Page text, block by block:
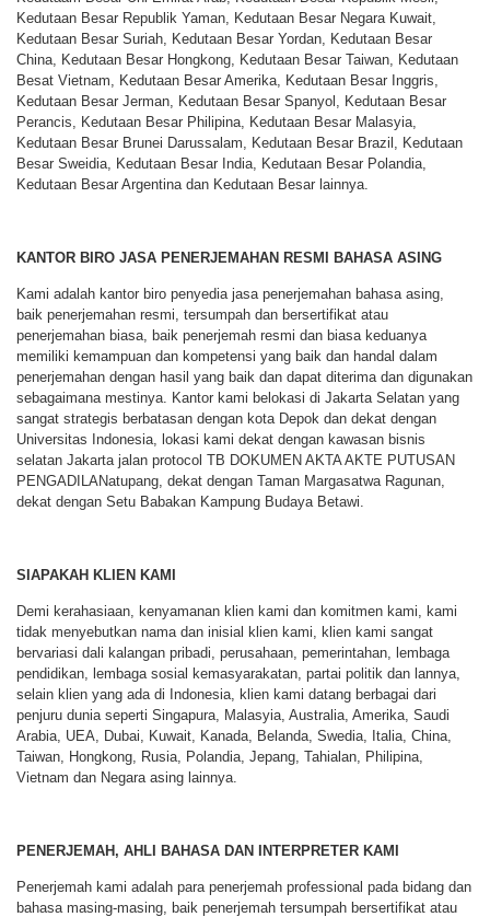
Kedutaan Besar Republik Yaman, Kedutaan Besar Negara Kuwait,
Kedutaan Besar Suriah, Kedutaan Besar Yordan, Kedutaan Besar
China, Kedutaan Besar Hongkong, Kedutaan Besar Taiwan, Kedutaan
Besat Vietnam, Kedutaan Besar Amerika, Kedutaan Besar Inggris,
Kedutaan Besar Jerman, Kedutaan Besar Spanyol, Kedutaan Besar
Perancis, Kedutaan Besar Philipina, Kedutaan Besar Malasyia,
Kedutaan Besar Brunei Darussalam, Kedutaan Besar Brazil, Kedutaan
Besar Sweidia, Kedutaan Besar India, Kedutaan Besar Polandia,
Kedutaan Besar Argentina dan Kedutaan Besar lainnya.
KANTOR BIRO JASA PENERJEMAHAN RESMI BAHASA ASING
Kami adalah kantor biro penyedia jasa penerjemahan bahasa asing,
baik penerjemahan resmi, tersumpah dan bersertifikat atau
penerjemahan biasa, baik penerjemah resmi dan biasa keduanya
memiliki kemampuan dan kompetensi yang baik dan handal dalam
penerjemahan dengan hasil yang baik dan dapat diterima dan digunakan
sebagaimana mestinya. Kantor kami belokasi di Jakarta Selatan yang
sangat strategis berbatasan dengan kota Depok dan dekat dengan
Universitas Indonesia, lokasi kami dekat dengan kawasan bisnis
selatan Jakarta jalan protocol TB DOKUMEN AKTA AKTE PUTUSAN
PENGADILANatupang, dekat dengan Taman Margasatwa Ragunan,
dekat dengan Setu Babakan Kampung Budaya Betawi.
SIAPAKAH KLIEN KAMI
Demi kerahasiaan, kenyamanan klien kami dan komitmen kami, kami
tidak menyebutkan nama dan inisial klien kami, klien kami sangat
bervariasi dali kalangan pribadi, perusahaan, pemerintahan, lembaga
pendidikan, lembaga sosial kemasyarakatan, partai politik dan lannya,
selain klien yang ada di Indonesia, klien kami datang berbagai dari
penjuru dunia seperti Singapura, Malasyia, Australia, Amerika, Saudi
Arabia, UEA, Dubai, Kuwait, Kanada, Belanda, Swedia, Italia, China,
Taiwan, Hongkong, Rusia, Polandia, Jepang, Tahialan, Philipina,
Vietnam dan Negara asing lainnya.
PENERJEMAH, AHLI BAHASA DAN INTERPRETER KAMI
Penerjemah kami adalah para penerjemah professional pada bidang dan
bahasa masing-masing, baik penerjemah tersumpah bersertifikat atau